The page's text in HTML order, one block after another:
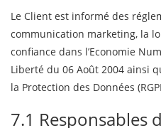
Le Client est informé des
communication marketing, la
confiance dans l’Economie
Liberté du 06 Août 2004 ainsi
la Protection des Données
7.1 Responsables